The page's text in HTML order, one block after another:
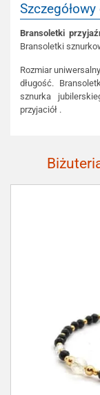
Bransoletki
Bransoletki
Rozmiar
długość.
sznurka
przyjaciół .